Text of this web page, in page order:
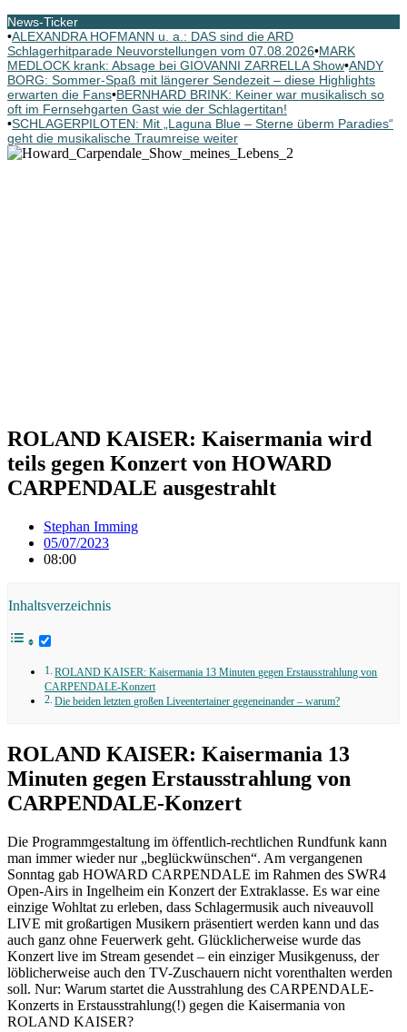
News-Ticker
•ALEXANDRA HOFMANN u. a.: DAS sind die ARD
Schlagerhitparade Neuvorstellungen vom 07.08.2026•MARK
MEDLOCK krank: Absage bei GIOVANNI ZARRELLA Show•ANDY
BORG: Sommer-Spaß mit längerer Sendezeit – diese Highlights
erwarten die Fans•BERNHARD BRINK: Keiner war musikalisch so
oft im Fernsehgarten Gast wie der Schlagertitan!
•SCHLAGERPILOTEN: Mit „Laguna Blue – Sterne überm Paradies“
geht die musikalische Traumreise weiter
ROLAND KAISER: Kaisermania wird
teils gegen Konzert von HOWARD
CARPENDALE ausgestrahlt
Stephan Imming
05/07/2023
08:00
Inhaltsverzeichnis
ROLAND KAISER: Kaisermania 13 Minuten gegen Erstausstrahlung von
CARPENDALE-Konzert
Die beiden letzten großen Liveentertainer gegeneinander – warum?
ROLAND KAISER: Kaisermania 13
Minuten gegen Erstausstrahlung von
CARPENDALE-Konzert
Die Programmgestaltung im öffentlich-rechtlichen Rundfunk kann
man immer wieder nur „beglückwünschen“. Am vergangenen
Sonntag gab HOWARD CARPENDALE im Rahmen des SWR4
Open-Airs in Ingelheim ein Konzert der Extraklasse. Es war eine
einzige Wohltat zu erleben, dass Schlagermusik auch niveauvoll
LIVE mit großartigen Musikern präsentiert werden kann und das
auch ganz ohne Feuerwerk geht. Glücklicherweise wurde das
Konzert live im Stream gesendet – ein einziger Musikgenuss, der
löblicherweise auch den TV-Zuschauern nicht vorenthalten werden
soll. Nur: Warum startet die Ausstrahlung des CARPENDALE-
Konzerts in Erstausstrahlung(!) gegen die Kaisermania von
ROLAND KAISER?